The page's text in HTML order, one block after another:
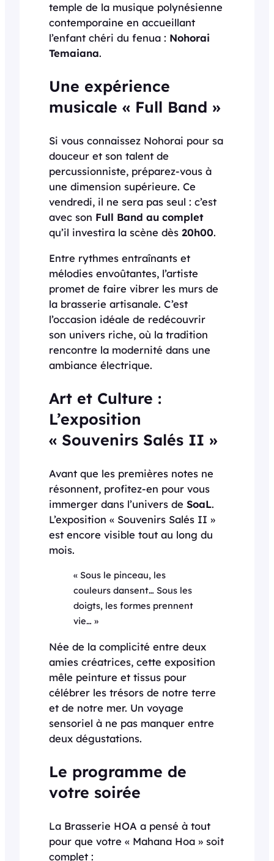
temple de la musique polynésienne
contemporaine en accueillant
l’enfant chéri du fenua : Nohorai
Temaiana.
Une expérience
musicale « Full Band »
Si vous connaissez Nohorai pour sa
douceur et son talent de
percussionniste, préparez-vous à
une dimension supérieure. Ce
vendredi, il ne sera pas seul : c’est
avec son Full Band au complet
qu’il investira la scène dès 20h00.
Entre rythmes entraînants et
mélodies envoûtantes, l’artiste
promet de faire vibrer les murs de
la brasserie artisanale. C’est
l’occasion idéale de redécouvrir
son univers riche, où la tradition
rencontre la modernité dans une
ambiance électrique.
Art et Culture :
L’exposition
« Souvenirs Salés II »
Avant que les premières notes ne
résonnent, profitez-en pour vous
immerger dans l’univers de SoaL.
L’exposition « Souvenirs Salés II »
est encore visible tout au long du
mois.
« Sous le pinceau, les
couleurs dansent… Sous les
doigts, les formes prennent
vie… »
Née de la complicité entre deux
amies créatrices, cette exposition
mêle peinture et tissus pour
célébrer les trésors de notre terre
et de notre mer. Un voyage
sensoriel à ne pas manquer entre
deux dégustations.
Le programme de
votre soirée
La Brasserie HOA a pensé à tout
pour que votre « Mahana Hoa » soit
complet :